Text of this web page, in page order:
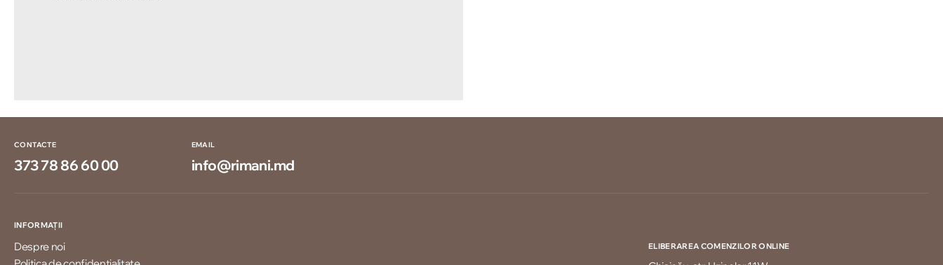
CONTACTE
373 78 86 60 00
EMAIL
info@rimani.md
INFORMAȚII
Despre noi
ELIBERAREA COMENZILOR ONLINE